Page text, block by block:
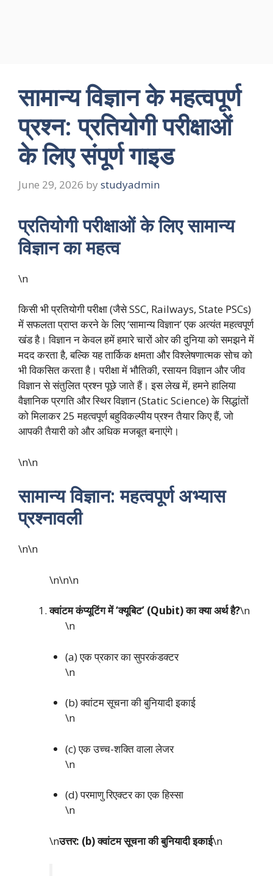
सामान्य विज्ञान के महत्वपूर्ण
प्रश्न: प्रतियोगी परीक्षाओं
के लिए संपूर्ण गाइड
June 29, 2026 by studyadmin
प्रतियोगी परीक्षाओं के लिए सामान्य
विज्ञान का महत्व
\n
किसी भी प्रतियोगी परीक्षा (जैसे SSC, Railways, State PSCs)
में सफलता प्राप्त करने के लिए ‘सामान्य विज्ञान’ एक अत्यंत महत्वपूर्ण
खंड है। विज्ञान न केवल हमें हमारे चारों ओर की दुनिया को समझने में
मदद करता है, बल्कि यह तार्किक क्षमता और विश्लेषणात्मक सोच को
भी विकसित करता है। परीक्षा में भौतिकी, रसायन विज्ञान और जीव
विज्ञान से संतुलित प्रश्न पूछे जाते हैं। इस लेख में, हमने हालिया
वैज्ञानिक प्रगति और स्थिर विज्ञान (Static Science) के सिद्धांतों
को मिलाकर 25 महत्वपूर्ण बहुविकल्पीय प्रश्न तैयार किए हैं, जो
आपकी तैयारी को और अधिक मजबूत बनाएंगे।
\n\n
सामान्य विज्ञान: महत्वपूर्ण अभ्यास
प्रश्नावली
\n\n
\n\n\n
क्वांटम कंप्यूटिंग में ‘क्यूबिट’ (Qubit) का क्या अर्थ है?\n
\n
(a) एक प्रकार का सुपरकंडक्टर
\n
(b) क्वांटम सूचना की बुनियादी इकाई
\n
(c) एक उच्च-शक्ति वाला लेजर
\n
(d) परमाणु रिएक्टर का एक हिस्सा
\n
\nउत्तर: (b) क्वांटम सूचना की बुनियादी इकाई\n